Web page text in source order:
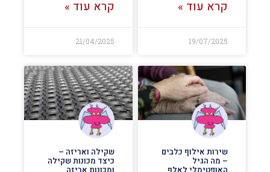
קרא עוד »
19/07/2025
קרא עוד »
21/04/2025
שירות אילוף כלבים
– מה הגיל
שקילה ואריזה –
כיצד מכונות שקילה